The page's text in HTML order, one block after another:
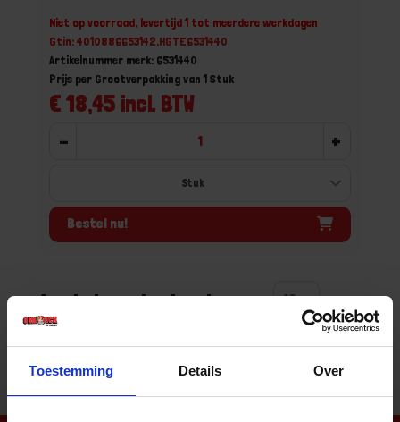
Toestemming Details Over
Niet op voorraad, levertijd 1 tot meerdere werkdagen
Gtin: 4010886653142,HGTE6531440
Artikelnummer merk: 6531440
€ 18,45 incl. BTW
Prijs per Grootverpakking van 1 Stuk
- +
Bestel nu!
Aantal producten tonen